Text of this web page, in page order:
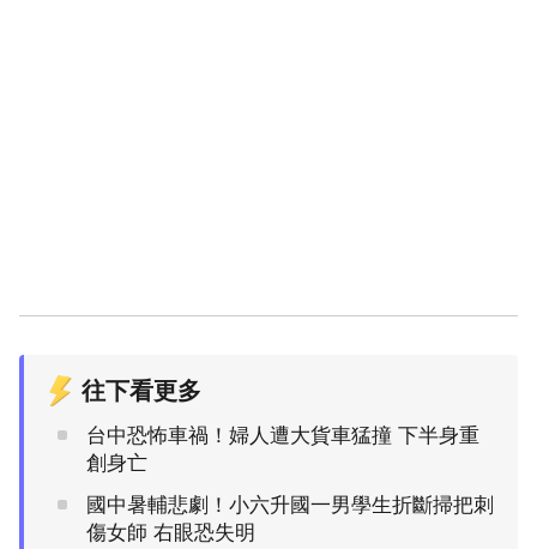
往下看更多
台中恐怖車禍！婦人遭大貨車猛撞 下半身重
創身亡
國中暑輔悲劇！小六升國一男學生折斷掃把刺
傷女師 右眼恐失明